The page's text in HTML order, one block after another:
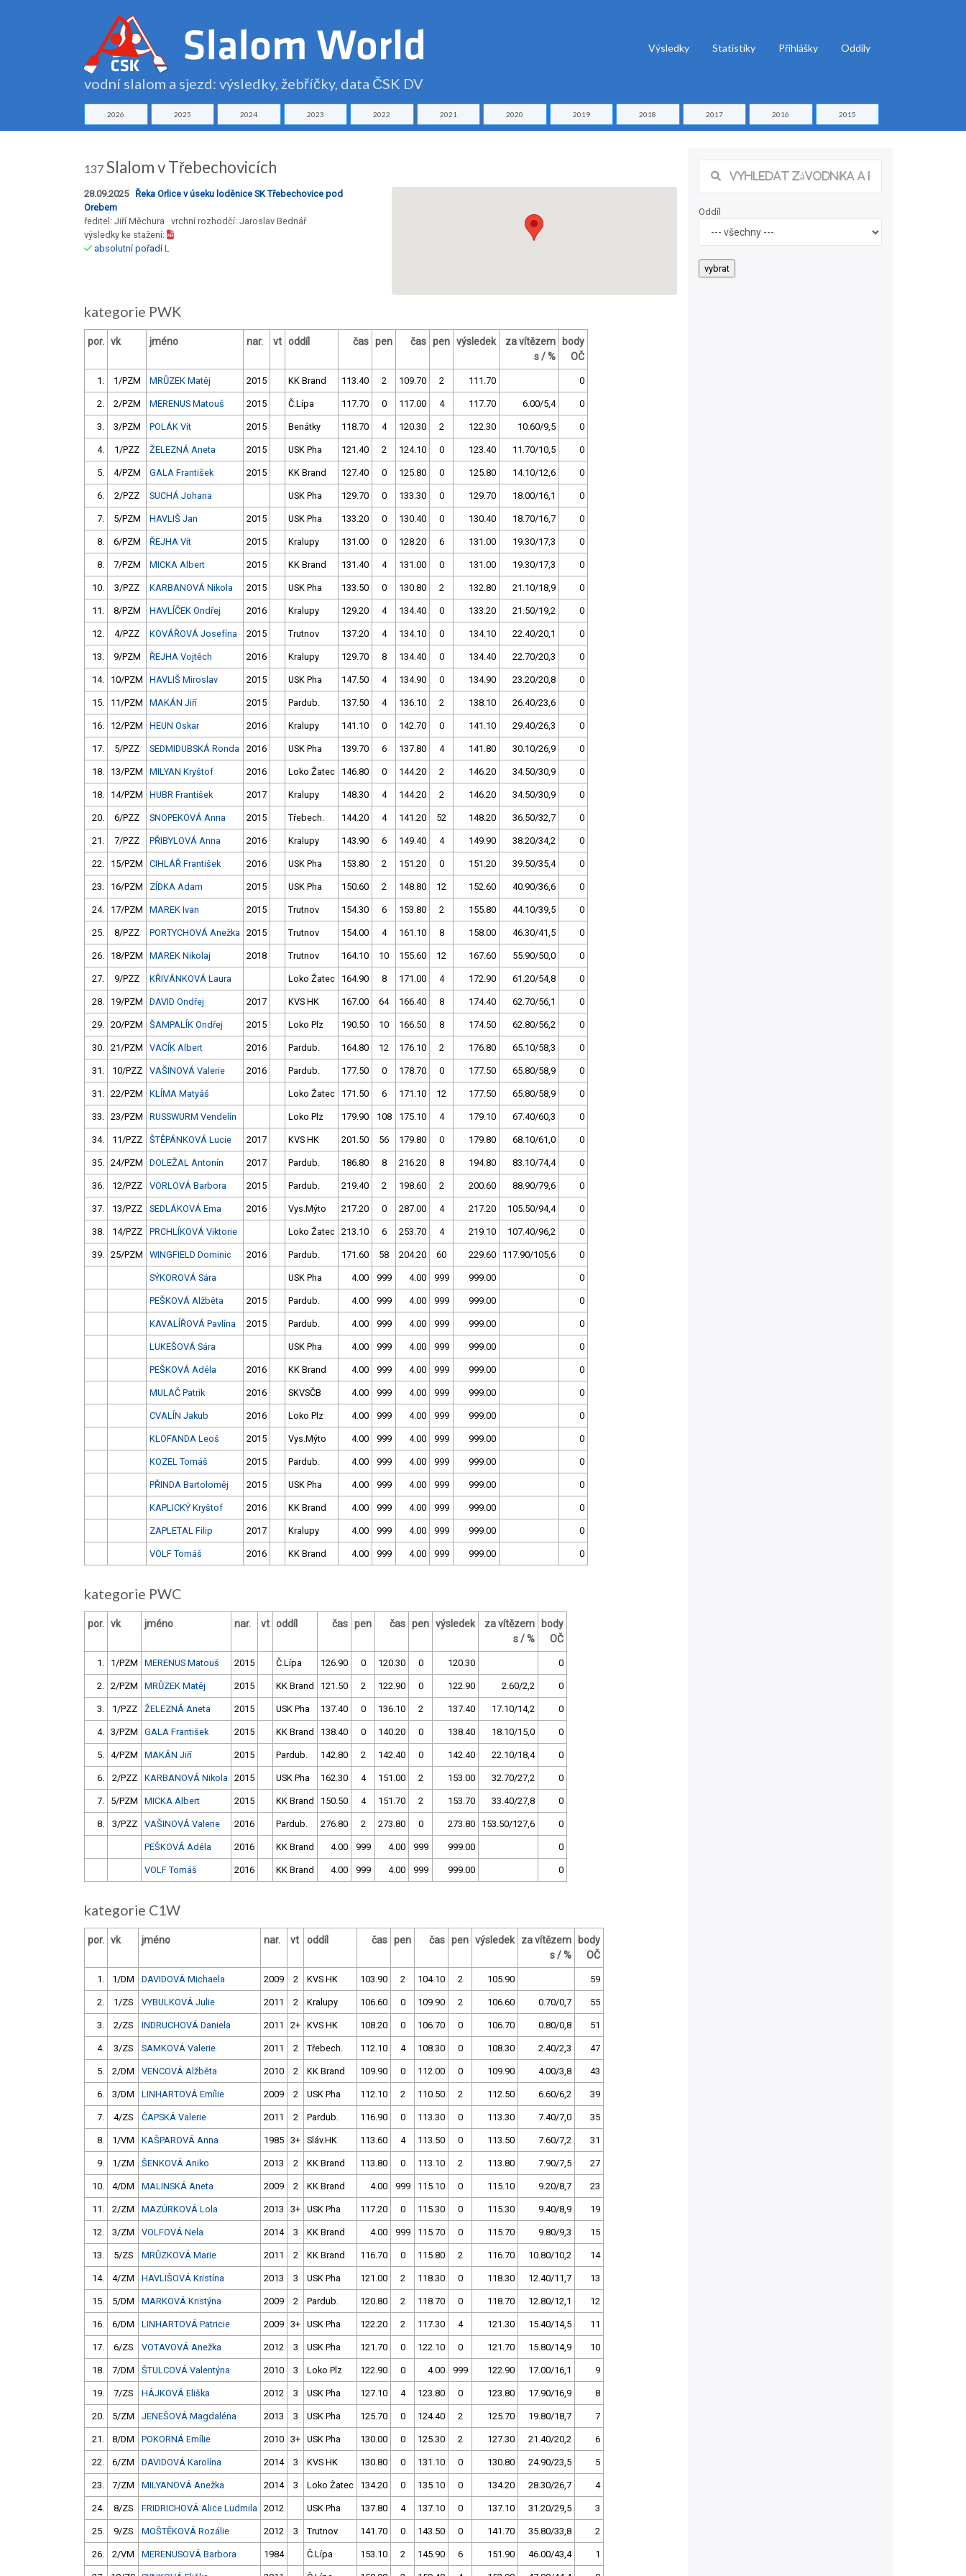
vodní slalom a sjezd: výsledky, žebříčky, data ČSK DV
Výsledky Statistiky Přihlášky Oddíly
2026 2025 2024 2023 2022 2021 2020 2019 2018 2017 2016 2015
137 Slalom v Třebechovicích
28.09.2025 Řeka Orlice v úseku loděnice SK Třebechovice pod
Orebem
ředitel: Jiří Měchura vrchní rozhodčí: Jaroslav Bednář
výsledky ke stažení:
absolutní pořadíL
kategorie PWK
por. vk jméno nar. vt oddíl čas pen čas pen výsledek
za vítězem
s / %
body
OČ
1. 1/PZM MRŮZEK Matěj 2015 KK Brand 113.40 2 109.70 2 111.70 0
2. 2/PZM MERENUS Matouš 2015 Č.Lípa 117.70 0 117.00 4 117.70 6.00/5,4 0
3. 3/PZM POLÁK Vít 2015 Benátky 118.70 4 120.30 2 122.30 10.60/9,5 0
4. 1/PZZ ŽELEZNÁ Aneta 2015 USK Pha 121.40 2 124.10 0 123.40 11.70/10,5 0
5. 4/PZM GALA František 2015 KK Brand 127.40 0 125.80 0 125.80 14.10/12,6 0
6. 2/PZZ SUCHÁ Johana USK Pha 129.70 0 133.30 0 129.70 18.00/16,1 0
7. 5/PZM HAVLIŠ Jan 2015 USK Pha 133.20 0 130.40 0 130.40 18.70/16,7 0
8. 6/PZM ŘEJHA Vít 2015 Kralupy 131.00 0 128.20 6 131.00 19.30/17,3 0
8. 7/PZM MICKA Albert 2015 KK Brand 131.40 4 131.00 0 131.00 19.30/17,3 0
10. 3/PZZ KARBANOVÁ Nikola 2015 USK Pha 133.50 0 130.80 2 132.80 21.10/18,9 0
11. 8/PZM HAVLÍČEK Ondřej 2016 Kralupy 129.20 4 134.40 0 133.20 21.50/19,2 0
12. 4/PZZ KOVÁŘOVÁ Josefína 2015 Trutnov 137.20 4 134.10 0 134.10 22.40/20,1 0
13. 9/PZM ŘEJHA Vojtěch 2016 Kralupy 129.70 8 134.40 0 134.40 22.70/20,3 0
14. 10/PZM HAVLIŠ Miroslav 2015 USK Pha 147.50 4 134.90 0 134.90 23.20/20,8 0
15. 11/PZM MAKÁN Jiří 2015 Pardub. 137.50 4 136.10 2 138.10 26.40/23,6 0
16. 12/PZM HEUN Oskar 2016 Kralupy 141.10 0 142.70 0 141.10 29.40/26,3 0
17. 5/PZZ SEDMIDUBSKÁ Ronda 2016 USK Pha 139.70 6 137.80 4 141.80 30.10/26,9 0
18. 13/PZM MILYAN Kryštof 2016 Loko Žatec 146.80 0 144.20 2 146.20 34.50/30,9 0
18. 14/PZM HUBR František 2017 Kralupy 148.30 4 144.20 2 146.20 34.50/30,9 0
20. 6/PZZ SNOPEKOVÁ Anna 2015 Třebech. 144.20 4 141.20 52 148.20 36.50/32,7 0
21. 7/PZZ PŘIBYLOVÁ Anna 2016 Kralupy 143.90 6 149.40 4 149.90 38.20/34,2 0
22. 15/PZM CIHLÁŘ František 2016 USK Pha 153.80 2 151.20 0 151.20 39.50/35,4 0
23. 16/PZM ZÍDKA Adam 2015 USK Pha 150.60 2 148.80 12 152.60 40.90/36,6 0
24. 17/PZM MAREK Ivan 2015 Trutnov 154.30 6 153.80 2 155.80 44.10/39,5 0
25. 8/PZZ PORTYCHOVÁ Anežka 2015 Trutnov 154.00 4 161.10 8 158.00 46.30/41,5 0
26. 18/PZM MAREK Nikolaj 2018 Trutnov 164.10 10 155.60 12 167.60 55.90/50,0 0
27. 9/PZZ KŘIVÁNKOVÁ Laura Loko Žatec 164.90 8 171.00 4 172.90 61.20/54,8 0
28. 19/PZM DAVID Ondřej 2017 KVS HK 167.00 64 166.40 8 174.40 62.70/56,1 0
29. 20/PZM ŠAMPALÍK Ondřej 2015 Loko Plz 190.50 10 166.50 8 174.50 62.80/56,2 0
30. 21/PZM VACÍK Albert 2016 Pardub. 164.80 12 176.10 2 176.80 65.10/58,3 0
31. 10/PZZ VAŠINOVÁ Valerie 2016 Pardub. 177.50 0 178.70 0 177.50 65.80/58,9 0
31. 22/PZM KLÍMA Matyáš Loko Žatec 171.50 6 171.10 12 177.50 65.80/58,9 0
33. 23/PZM RUSSWURM Vendelín Loko Plz 179.90 108 175.10 4 179.10 67.40/60,3 0
34. 11/PZZ ŠTĚPÁNKOVÁ Lucie 2017 KVS HK 201.50 56 179.80 0 179.80 68.10/61,0 0
35. 24/PZM DOLEŽAL Antonín 2017 Pardub. 186.80 8 216.20 8 194.80 83.10/74,4 0
36. 12/PZZ VORLOVÁ Barbora 2015 Pardub. 219.40 2 198.60 2 200.60 88.90/79,6 0
37. 13/PZZ SEDLÁKOVÁ Ema 2016 Vys.Mýto 217.20 0 287.00 4 217.20 105.50/94,4 0
38. 14/PZZ PRCHLÍKOVÁ Viktorie Loko Žatec 213.10 6 253.70 4 219.10 107.40/96,2 0
39. 25/PZM WINGFIELD Dominic 2016 Pardub. 171.60 58 204.20 60 229.60 117.90/105,6 0
SÝKOROVÁ Sára USK Pha 4.00 999 4.00 999 999.00 0
PEŠKOVÁ Alžběta 2015 Pardub. 4.00 999 4.00 999 999.00 0
KAVALÍŘOVÁ Pavlína 2015 Pardub. 4.00 999 4.00 999 999.00 0
LUKEŠOVÁ Sára USK Pha 4.00 999 4.00 999 999.00 0
PEŠKOVÁ Adéla 2016 KK Brand 4.00 999 4.00 999 999.00 0
MULAČ Patrik 2016 SKVSČB 4.00 999 4.00 999 999.00 0
CVALÍN Jakub 2016 Loko Plz 4.00 999 4.00 999 999.00 0
KLOFANDA Leoš 2015 Vys.Mýto 4.00 999 4.00 999 999.00 0
KOZEL Tomáš 2015 Pardub. 4.00 999 4.00 999 999.00 0
PŘINDA Bartoloměj 2015 USK Pha 4.00 999 4.00 999 999.00 0
KAPLICKÝ Kryštof 2016 KK Brand 4.00 999 4.00 999 999.00 0
ZAPLETAL Filip 2017 Kralupy 4.00 999 4.00 999 999.00 0
VOLF Tomáš 2016 KK Brand 4.00 999 4.00 999 999.00 0
kategorie PWC
por. vk jméno nar. vt oddíl čas pen čas pen výsledek
za vítězem
s / %
body
OČ
1. 1/PZM MERENUS Matouš 2015 Č.Lípa 126.90 0 120.30 0 120.30 0
2. 2/PZM MRŮZEK Matěj 2015 KK Brand 121.50 2 122.90 0 122.90 2.60/2,2 0
3. 1/PZZ ŽELEZNÁ Aneta 2015 USK Pha 137.40 0 136.10 2 137.40 17.10/14,2 0
4. 3/PZM GALA František 2015 KK Brand 138.40 0 140.20 0 138.40 18.10/15,0 0
5. 4/PZM MAKÁN Jiří 2015 Pardub. 142.80 2 142.40 0 142.40 22.10/18,4 0
6. 2/PZZ KARBANOVÁ Nikola 2015 USK Pha 162.30 4 151.00 2 153.00 32.70/27,2 0
7. 5/PZM MICKA Albert 2015 KK Brand 150.50 4 151.70 2 153.70 33.40/27,8 0
8. 3/PZZ VAŠINOVÁ Valerie 2016 Pardub. 276.80 2 273.80 0 273.80 153.50/127,6 0
PEŠKOVÁ Adéla 2016 KK Brand 4.00 999 4.00 999 999.00 0
VOLF Tomáš 2016 KK Brand 4.00 999 4.00 999 999.00 0
kategorie C1W
por. vk jméno nar. vt oddíl čas pen čas pen výsledek
za vítězem
s / %
body
OČ
1. 1/DM DAVIDOVÁ Michaela 2009 2 KVS HK 103.90 2 104.10 2 105.90 59
2. 1/ZS VYBULKOVÁ Julie 2011 2 Kralupy 106.60 0 109.90 2 106.60 0.70/0,7 55
3. 2/ZS INDRUCHOVÁ Daniela 2011 2+ KVS HK 108.20 0 106.70 0 106.70 0.80/0,8 51
4. 3/ZS SAMKOVÁ Valerie 2011 2 Třebech. 112.10 4 108.30 0 108.30 2.40/2,3 47
5. 2/DM VENCOVÁ Alžběta 2010 2 KK Brand 109.90 0 112.00 0 109.90 4.00/3,8 43
6. 3/DM LINHARTOVÁ Emílie 2009 2 USK Pha 112.10 2 110.50 2 112.50 6.60/6,2 39
7. 4/ZS ČAPSKÁ Valerie 2011 2 Pardub. 116.90 0 113.30 0 113.30 7.40/7,0 35
8. 1/VM KAŠPAROVÁ Anna 1985 3+ Sláv.HK 113.60 4 113.50 0 113.50 7.60/7,2 31
9. 1/ZM ŠENKOVÁ Aniko 2013 2 KK Brand 113.80 0 113.10 2 113.80 7.90/7,5 27
10. 4/DM MALINSKÁ Aneta 2009 2 KK Brand 4.00 999 115.10 0 115.10 9.20/8,7 23
11. 2/ZM MAZÚRKOVÁ Lola 2013 3+ USK Pha 117.20 0 115.30 0 115.30 9.40/8,9 19
12. 3/ZM VOLFOVÁ Nela 2014 3 KK Brand 4.00 999 115.70 0 115.70 9.80/9,3 15
13. 5/ZS MRŮZKOVÁ Marie 2011 2 KK Brand 116.70 0 115.80 2 116.70 10.80/10,2 14
14. 4/ZM HAVLIŠOVÁ Kristína 2013 3 USK Pha 121.00 2 118.30 0 118.30 12.40/11,7 13
15. 5/DM MARKOVÁ Kristýna 2009 2 Pardub. 120.80 2 118.70 0 118.70 12.80/12,1 12
16. 6/DM LINHARTOVÁ Patricie 2009 3+ USK Pha 122.20 2 117.30 4 121.30 15.40/14,5 11
17. 6/ZS VOTAVOVÁ Anežka 2012 3 USK Pha 121.70 0 122.10 0 121.70 15.80/14,9 10
18. 7/DM ŠTULCOVÁ Valentýna 2010 3 Loko Plz 122.90 0 4.00 999 122.90 17.00/16,1 9
19. 7/ZS HÁJKOVÁ Eliška 2012 3 USK Pha 127.10 4 123.80 0 123.80 17.90/16,9 8
20. 5/ZM JENEŠOVÁ Magdaléna 2013 3 USK Pha 125.70 0 124.40 2 125.70 19.80/18,7 7
21. 8/DM POKORNÁ Emílie 2010 3+ USK Pha 130.00 0 125.30 2 127.30 21.40/20,2 6
22. 6/ZM DAVIDOVÁ Karolína 2014 3 KVS HK 130.80 0 131.10 0 130.80 24.90/23,5 5
23. 7/ZM MILYANOVÁ Anežka 2014 3 Loko Žatec 134.20 0 135.10 0 134.20 28.30/26,7 4
24. 8/ZS FRIDRICHOVÁ Alice Ludmila 2012 USK Pha 137.80 4 137.10 0 137.10 31.20/29,5 3
25. 9/ZS MOŠTĚKOVÁ Rozálie 2012 3 Trutnov 141.70 0 143.50 0 141.70 35.80/33,8 2
26. 2/VM MERENUSOVÁ Barbora 1984 Č.Lípa 153.10 2 145.90 6 151.90 46.00/43,4 1
Oddíl